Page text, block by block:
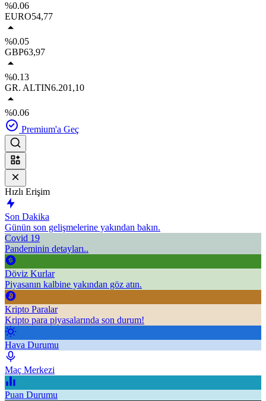
%0.06
EURO54,77
%0.05
GBP63,97
%0.13
GR. ALTIN6.201,10
%0.06
Premium'a Geç
Hızlı Erişim
Son Dakika
Günün son gelişmelerine yakından bakın.
Covid 19
Pandeminin detayları..
Döviz Kurlar
Piyasanın kalbine yakından göz atın.
Kripto Paralar
Kripto para piyasalarında son durum!
Hava Durumu
Maç Merkezi
Puan Durumu